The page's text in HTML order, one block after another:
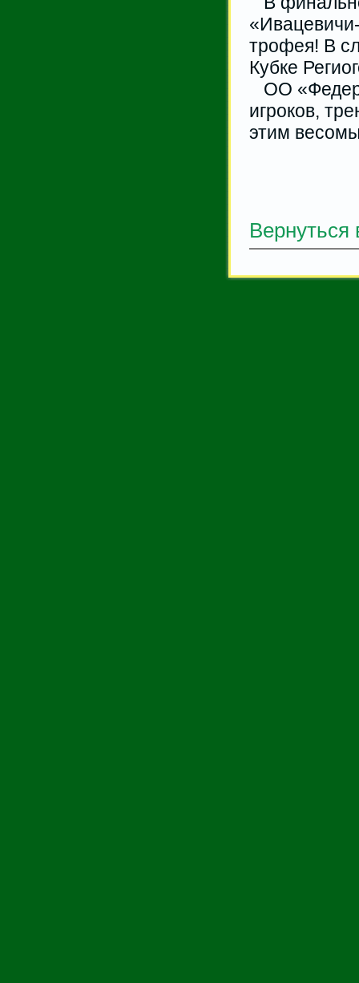
трофея! В
Кубке
ОО
игроков,
этим
Вернуться